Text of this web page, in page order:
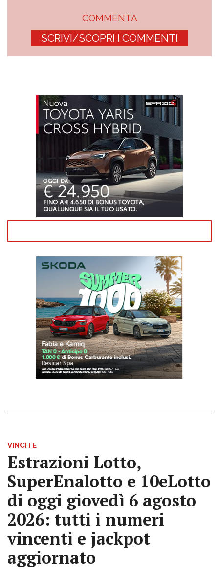
COMMENTA
SCRIVI/SCOPRI I COMMENTI
VINCITE
Estrazioni Lotto,
SuperEnalotto e 10eLotto
di oggi giovedì 6 agosto
2026: tutti i numeri
vincenti e jackpot
aggiornato